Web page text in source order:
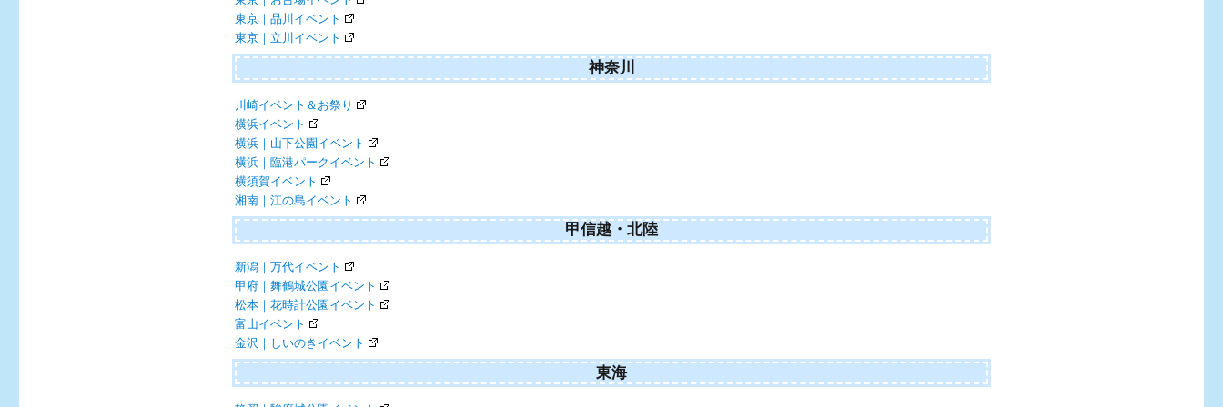
東京｜品川イベント
東京｜立川イベント
神奈川
川崎イベント＆お祭り
横浜イベント
横浜｜山下公園イベント
横浜｜臨港パークイベント
横須賀イベント
湘南｜江の島イベント
甲信越・北陸
新潟｜万代イベント
甲府｜舞鶴城公園イベント
松本｜花時計公園イベント
富山イベント
金沢｜しいのきイベント
東海